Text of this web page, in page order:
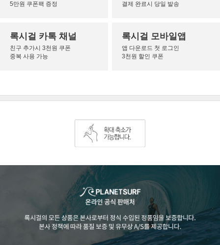
5만원 쿠폰팩 증정
결제 완료시 당일 발송
록시걸 카톡 채널
친구 추가시 3천원 쿠폰
중복 사용 가능
록시걸 모바일앱
앱 다운로드 첫 로그인
3천원 할인 쿠폰